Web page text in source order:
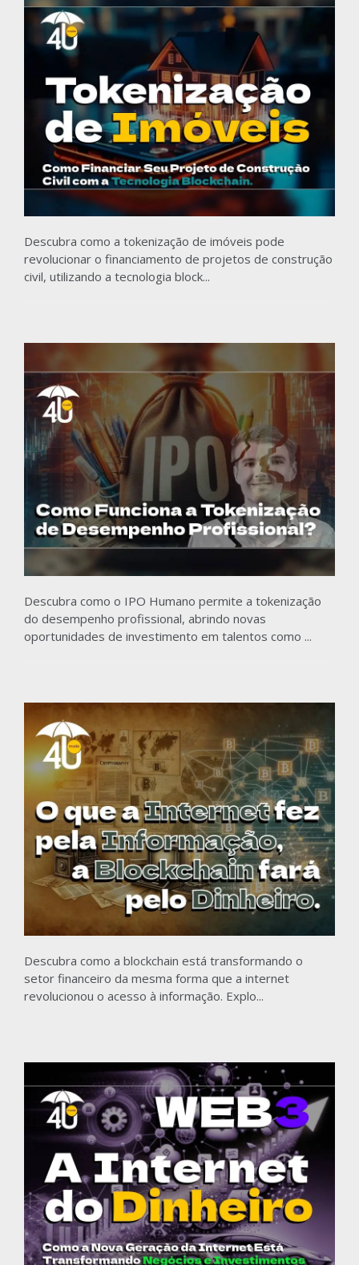
Descubra como a tokenização de imóveis pode
revolucionar o financiamento de projetos de construção
civil, utilizando a tecnologia block...
Descubra como o IPO Humano permite a tokenização
do desempenho profissional, abrindo novas
oportunidades de investimento em talentos como ...
Descubra como a blockchain está transformando o
setor financeiro da mesma forma que a internet
revolucionou o acesso à informação. Explo...